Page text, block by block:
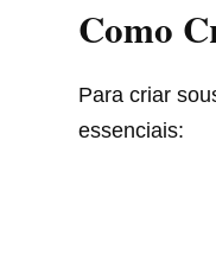
Como
Para criar
essenciais: